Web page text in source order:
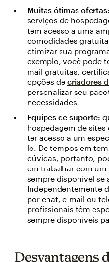
Muitas ótimas ofertas:
serviços de
tem acesso a uma
comodidades
otimizar sua
exemplo, você pode
mail gratuitas,
opções de criadores
personalizar seu
necessidades.
Equipes de suporte:
hospedagem de sites
ter acesso a um
lo. De tempos em
dúvidas, portanto,
em trabalhar com um
sempre disponível se
Independentemente
por chat, e-mail ou
profissionais têm
sempre disponíveis
Desvantagens